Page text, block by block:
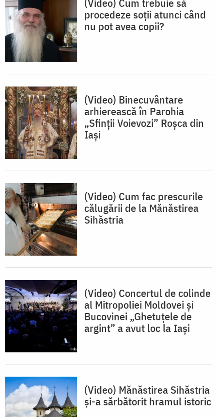
(Video) Cum trebuie să
procedeze soții atunci când
nu pot avea copii?
(Video) Binecuvântare
arhierească în Parohia
„Sfinții Voievozi” Roșca din
Iași
(Video) Cum fac prescurile
călugării de la Mănăstirea
Sihăstria
(Video) Concertul de colinde
al Mitropoliei Moldovei și
Bucovinei „Ghetuțele de
argint” a avut loc la Iași
(Video) Mănăstirea Sihăstria
și-a sărbătorit hramul istoric